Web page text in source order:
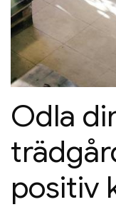
Odla
positiv